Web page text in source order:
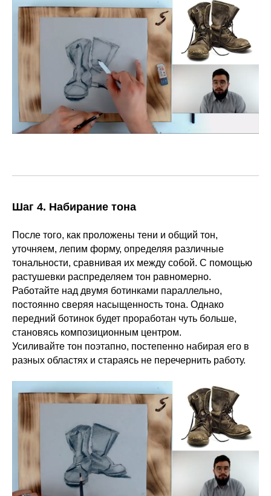
Шаг 4. Набирание тона
После того, как проложены тени и общий тон,
уточняем, лепим форму, определяя различные
тональности, сравнивая их между собой. С помощью
растушевки распределяем тон равномерно.
Работайте над двумя ботинками параллельно,
постоянно сверяя насыщенность тона. Однако
передний ботинок будет проработан чуть больше,
становясь композиционным центром.
Усиливайте тон поэтапно, постепенно набирая его в
разных областях и стараясь не перечернить работу.